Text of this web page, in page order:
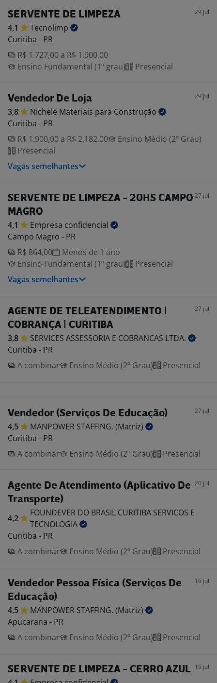
SERVENTE DE LIMPEZA 29 jul
4,1
Tecnolimp
Curitiba - PR
R$ 1.727,00 a R$ 1.900,00
Ensino Fundamental (1º grau)
Presencial
Vendedor De Loja 29 jul
3,8 Nichele Materiais para Construção
Curitiba - PR
R$ 1.900,00 a R$ 2.182,00
Ensino Médio (2º Grau)
Presencial
Vagas semelhantes
SERVENTE DE LIMPEZA - 20HS CAMPO
MAGRO
27 jul
4,1 Empresa confidencial
Campo Magro - PR
R$ 864,00
Menos de 1 ano
Ensino Fundamental (1º grau)
Presencial
Vagas semelhantes
AGENTE DE TELEATENDIMENTO |
COBRANÇA | CURITIBA
27 jul
3,8 SERVICES ASSESSORIA E COBRANCAS LTDA.
Curitiba - PR
A combinar
Ensino Médio (2º Grau) Presencial
Vendedor (Serviços De Educação) 27 jul
4,5 MANPOWER STAFFING. (Matriz)
Curitiba - PR
A combinar
Ensino Médio (2º Grau) Presencial
Agente De Atendimento (Aplicativo De
Transporte)
20 jul
4,2
FOUNDEVER DO BRASIL CURITIBA SERVICOS E
TECNOLOGIA
Curitiba - PR
A combinar
Ensino Médio (2º Grau) Presencial
Vendedor Pessoa Física (Serviços De
Educação)
16 jul
4,5 MANPOWER STAFFING. (Matriz)
Apucarana - PR
A combinar
Ensino Médio (2º Grau) Presencial
SERVENTE DE LIMPEZA - CERRO AZUL 16 jul